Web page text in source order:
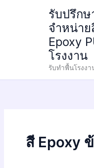
รับปรึก
จำหน่า
Epoxy
โรงงาน
รับทำพื้นโรงงา
สี Epoxy